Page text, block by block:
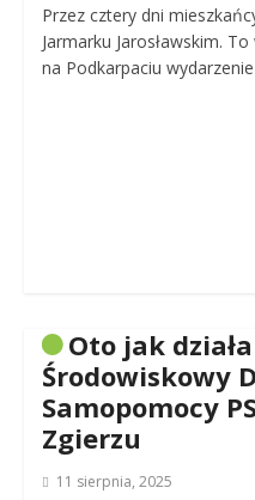
Przez cztery dni
Jarmarku Jarosławskim.
na Podkarpaciu
Oto jak działa
Środowiskowy
Samopomocy
Zgierzu
11 sierpnia, 2025